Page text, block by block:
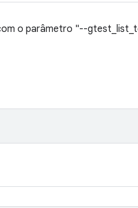
o parâmetro "--